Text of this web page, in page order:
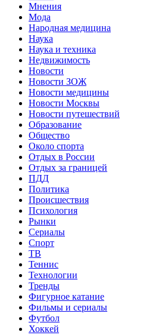
Мнения
Мода
Народная медицина
Наука
Наука и техника
Недвижимость
Новости
Новости ЗОЖ
Новости медицины
Новости Москвы
Новости путешествий
Образование
Общество
Около спорта
Отдых в России
Отдых за границей
ПДД
Политика
Происшествия
Психология
Рынки
Сериалы
Спорт
ТВ
Теннис
Технологии
Тренды
Фигурное катание
Фильмы и сериалы
Футбол
Хоккей